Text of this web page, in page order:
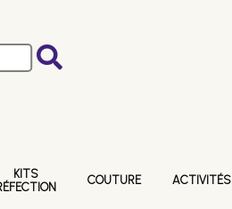
KITS
COUTURE ACTIVITÉS